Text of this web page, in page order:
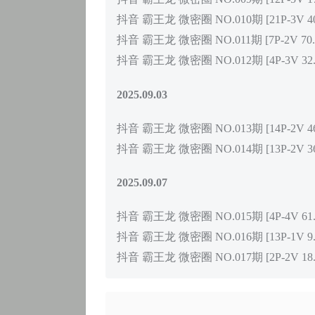
抖音 霸王龙 微密圈 NO.010期 [21P-3V
抖音 霸王龙 微密圈 NO.011期 [7P-2V
抖音 霸王龙 微密圈 NO.012期 [4P-3V
2025.09.03
抖音 霸王龙 微密圈 NO.013期 [14P-2V
抖音 霸王龙 微密圈 NO.014期 [13P-2V
2025.09.07
抖音 霸王龙 微密圈 NO.015期 [4P-4V
抖音 霸王龙 微密圈 NO.016期 [13P-1V
抖音 霸王龙 微密圈 NO.017期 [2P-2V